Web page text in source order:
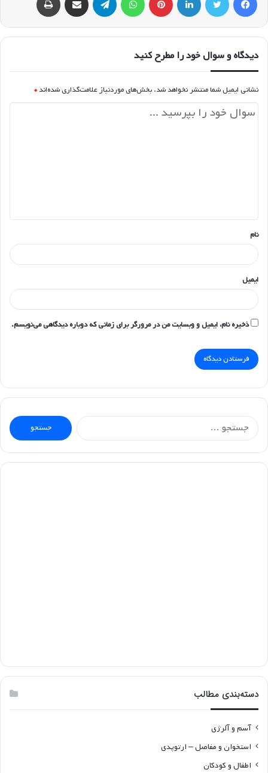
دیدگاه و سوال خود را مطرح کنید
نشانی ایمیل شما منتشر نخواهد شد. بخش‌های موردنیاز علامت‌گذاری شده‌اند *
*
نام
ایمیل
ذخیره نام، ایمیل و وبسایت من در مرورگر برای زمانی که دوباره دیدگاهی می‌نویسم.
جستجو
برای:
دسته‌بندی مطالب
آسم و آلرژی
استخوان و مفاصل – ارتوپدی
اطفال و کودکان